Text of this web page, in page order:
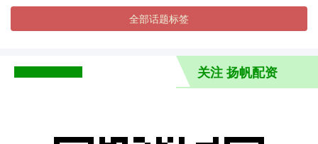
全部话题标签
关注 扬帆配资